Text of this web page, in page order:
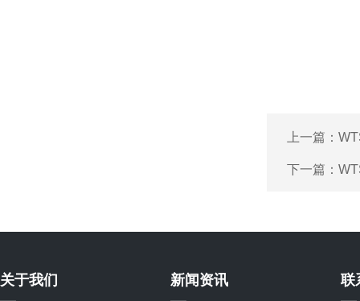
上一篇：
下一篇：
关于我们 新闻资讯 联